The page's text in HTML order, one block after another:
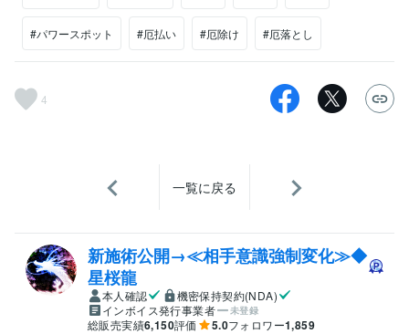
#パワースポット #厄払い #厄除け #厄落とし
4
一覧に戻る
新施術公開→≪相手意識強制変化≫◆
星桜龍
本人確認
機密保持契約(NDA)
インボイス発行事業者
未登録
総販売実績6,150評価 5.0フォロワー1,859